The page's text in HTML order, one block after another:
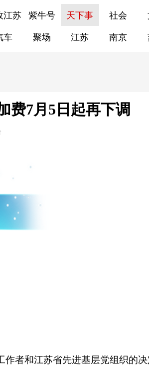
江苏 紫牛号 天下事 社会
车 聚场 江苏 南京
费7月5日起再下调
者和江苏省先进基层党组织的决